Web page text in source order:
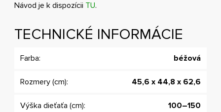
Návod je k dispozícii TU.
TECHNICKÉ INFORMÁCIE
Farba: béžová
Rozmery (cm): 45,6 x 44,8 x 62,6
Výška dieťaťa (cm): 100–150